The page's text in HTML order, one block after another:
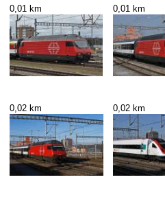
0,01 km 0,01 km
0,02 km 0,02 km